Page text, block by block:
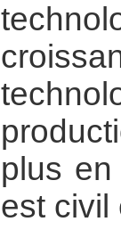
plus
est civil